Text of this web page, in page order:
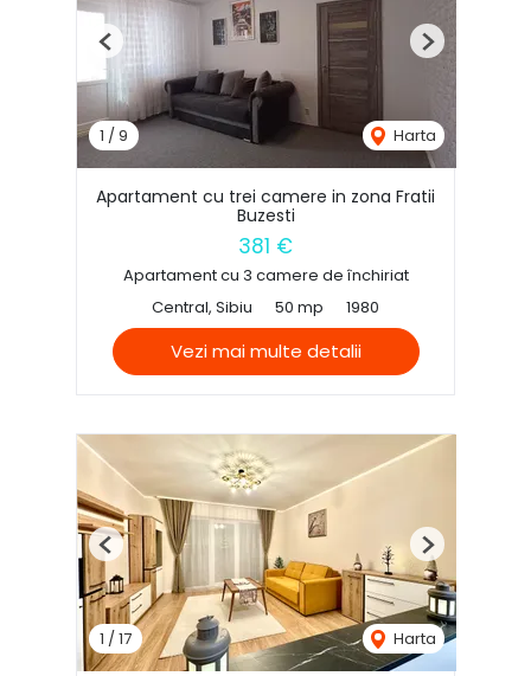
1 / 9 Harta
Previous Next
Apartament cu trei camere in zona Fratii
Buzesti
381 €
Apartament cu 3 camere de închiriat
Central, Sibiu
50 mp 1980
Vezi mai multe detalii
1 / 17 Harta
Previous Next